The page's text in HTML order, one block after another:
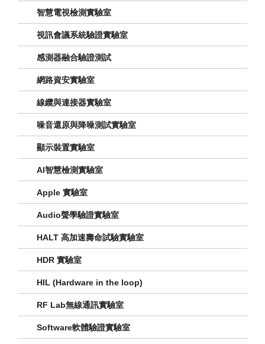
智慧電視檢測實驗室
視訊會議系統驗證實驗室
感測器融合驗證測試
網路資安實驗室
線纜與連接器實驗室
噪音還原與降噪測試實驗室
顯示裝置實驗室
AI智慧檢測實驗室
Apple 實驗室
Audio聲學驗證實驗室
HALT 高加速壽命試驗實驗室
HDR 實驗室
HIL (Hardware in the loop)
RF Lab無線通訊實驗室
Software軟體驗證實驗室